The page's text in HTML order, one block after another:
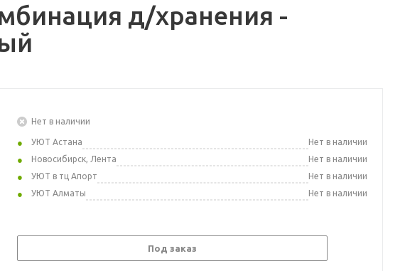
д/хранения -
Нет в наличии
УЮТ Астана
Нет в наличии
Новосибирск, Лента
Нет в наличии
УЮТ в тц Апорт
Нет в наличии
УЮТ Алматы
Нет в наличии
Под заказ